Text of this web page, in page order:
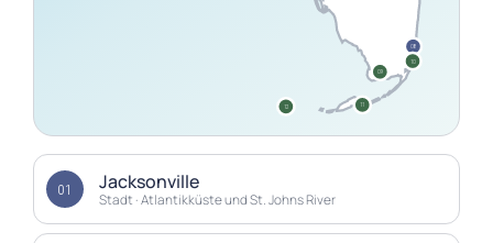
08
09
10
12
01 Jacksonville
Stadt · Atlantikküste und St. Johns River